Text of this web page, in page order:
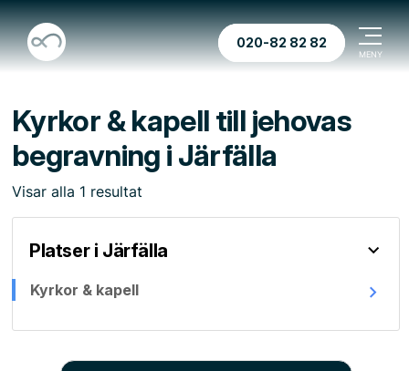
020-82 82 82
Kyrkor & kapell till jehovas
begravning i Järfälla
Visar alla 1 resultat
Platser i Järfälla
Kyrkor & kapell